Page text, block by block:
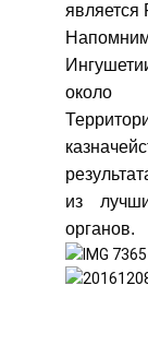
является
около
из
органов.